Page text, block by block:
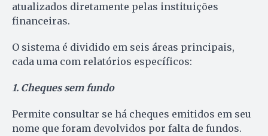
atualizados diretamente pelas instituições
financeiras.
O sistema é dividido em seis áreas principais,
cada uma com relatórios específicos:
1. Cheques sem fundo
Permite consultar se há cheques emitidos em seu
nome que foram devolvidos por falta de fundos.